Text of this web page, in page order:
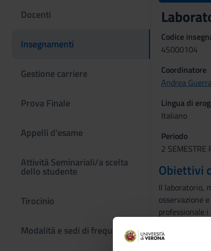
Docenti
Insegnamenti
Gestione carriere
Prova Finale
Appelli d'esame
Attività Seminariali/a scelta
dello studente
Tirocinio
Modalità e sedi di frequenza
Codice
4S000104
Coordinatore
Andrea
Lingua di
Italiano
Periodo
2
Obiettivi
Il laboratorio,
osservazione
professionale